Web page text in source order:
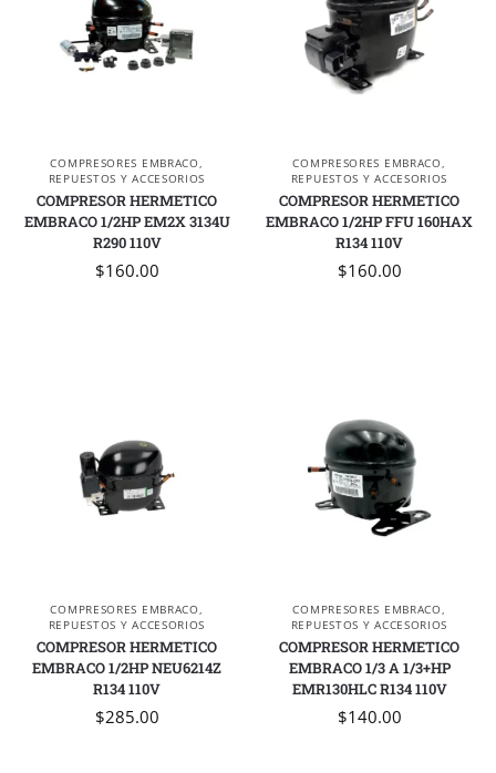
COMPRESORES EMBRACO,
REPUESTOS Y ACCESORIOS
COMPRESOR HERMETICO
EMBRACO 1/2HP EM2X 3134U
R290 110V
$160.00
COMPRESORES EMBRACO,
REPUESTOS Y ACCESORIOS
COMPRESOR HERMETICO
EMBRACO 1/2HP FFU 160HAX
R134 110V
$160.00
COMPRESORES EMBRACO,
REPUESTOS Y ACCESORIOS
COMPRESOR HERMETICO
EMBRACO 1/2HP NEU6214Z
R134 110V
$285.00
COMPRESORES EMBRACO,
REPUESTOS Y ACCESORIOS
COMPRESOR HERMETICO
EMBRACO 1/3 A 1/3+HP
EMR130HLC R134 110V
$140.00